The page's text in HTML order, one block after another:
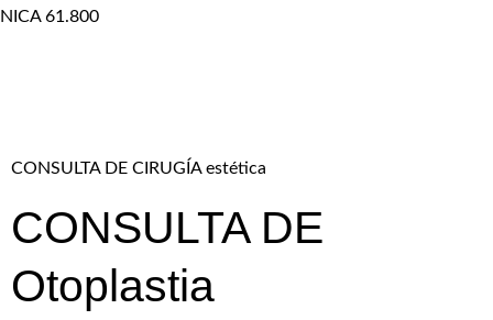
NICA 61.800
CONSULTA DE CIRUGÍA estética
CONSULTA DE
Otoplastia